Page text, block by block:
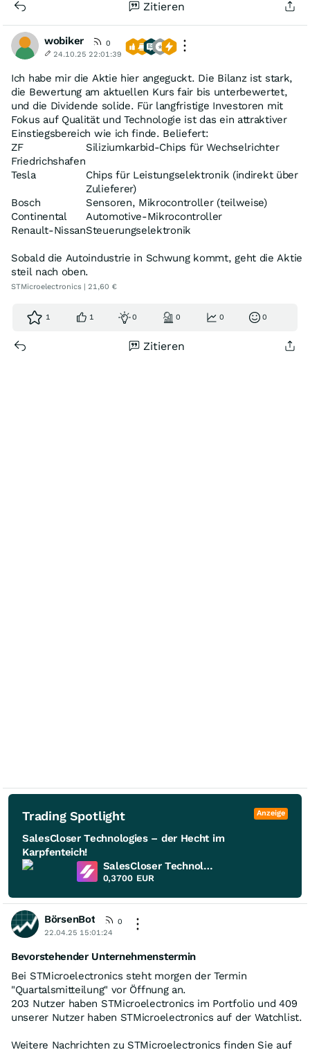
Zitieren
wobiker
0
24.10.25 22:01:39
Ich habe mir die Aktie hier angeguckt. Die Bilanz ist stark,
die Bewertung am aktuellen Kurs fair bis unterbewertet,
und die Dividende solide. Für langfristige Investoren mit
Fokus auf Qualität und Technologie ist das ein attraktiver
Einstiegsbereich wie ich finde. Beliefert:
ZF
Friedrichshafen
Siliziumkarbid-Chips für Wechselrichter
Tesla
Chips für Leistungselektronik (indirekt über
Zulieferer)
Bosch
Sensoren, Mikrocontroller (teilweise)
Continental
Automotive-Mikrocontroller
Renault-NissanSteuerungselektronik
Sobald die Autoindustrie in Schwung kommt, geht die Aktie
steil nach oben.
STMicroelectronics | 21,60 €
1 1 0 0 0 0
Zitieren
Trading Spotlight Anzeige
SalesCloser Technologies – der Hecht im
Karpfenteich!
SalesCloser Technologies
0,3700 EUR
BörsenBot
0
22.04.25 15:01:24
Bevorstehender Unternehmenstermin
Bei STMicroelectronics steht morgen der Termin
"Quartalsmitteilung" vor Öffnung an.
203 Nutzer haben STMicroelectronics im Portfolio und 409
unserer Nutzer haben STMicroelectronics auf der Watchlist.
Weitere Nachrichten zu STMicroelectronics finden Sie auf